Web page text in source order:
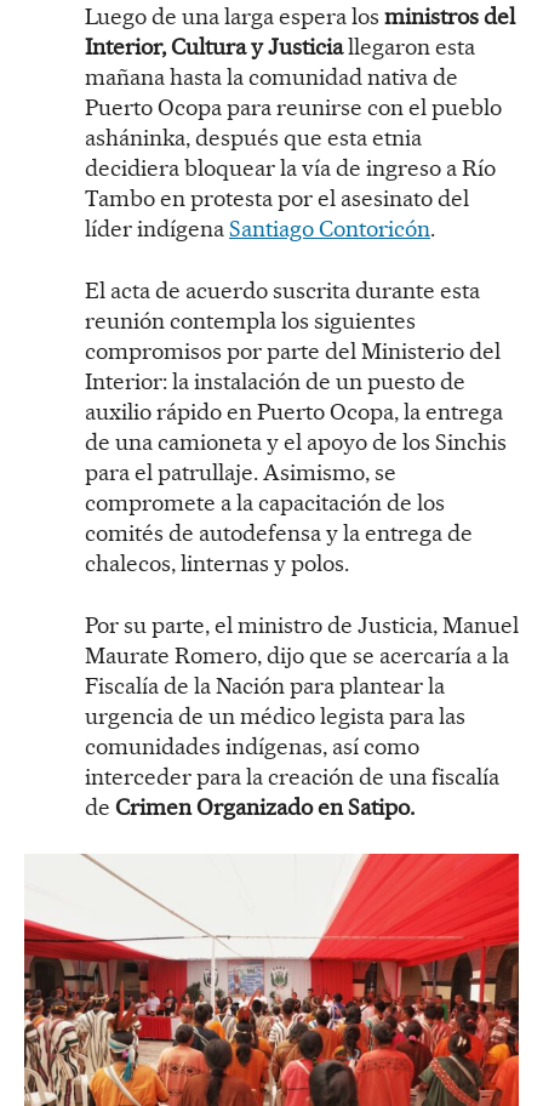
Luego de una larga espera los ministros del
Interior, Cultura y Justiciallegaron esta
mañana hasta la comunidad nativa de
Puerto Ocopa para reunirse con el pueblo
asháninka, después que esta etnia
decidiera bloquear la vía de ingreso a Río
Tambo en protesta por el asesinato del
líder indígenaSantiago Contoricón.
El acta de acuerdo suscrita durante esta
reunión contempla los siguientes
compromisos por parte del Ministerio del
Interior: la instalación de un puesto de
auxilio rápido en Puerto Ocopa, la entrega
de una camioneta y el apoyo de los Sinchis
para el patrullaje. Asimismo, se
compromete a la capacitación de los
comités de autodefensa y la entrega de
chalecos, linternas y polos.
Por su parte, el ministro de Justicia, Manuel
Maurate Romero, dijo que se acercaría a la
Fiscalía de la Nación para plantear la
urgencia de un médico legista para las
comunidades indígenas, así como
interceder para la creación de una fiscalía
de Crimen Organizado en Satipo.